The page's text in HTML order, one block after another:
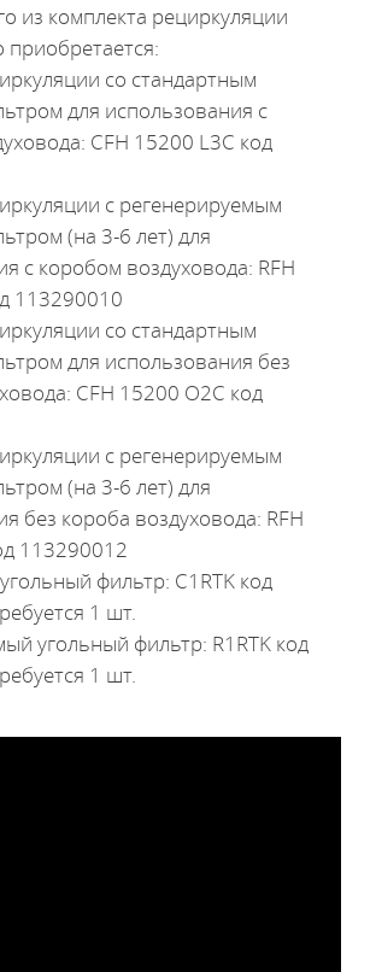
из комплекта рециркуляции
со стандартным
для использования с
CFH 15200 L3C код
с регенерируемым
(на 3-6 лет) для
с коробом воздуховода: RFH
113290010
со стандартным
для использования без
CFH 15200 O2C код
с регенерируемым
(на 3-6 лет) для
без короба воздуховода: RFH
113290012
фильтр: C1RTK код
1 шт.
угольный фильтр: R1RTK код
1 шт.